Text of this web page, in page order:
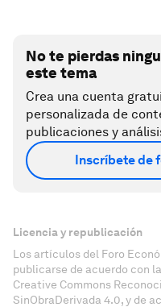
No te pierdas
este tema
Crea una cuenta
personalizada de
publicaciones y
Inscríbete de
Licencia y republicación
Los artículos del Foro
publicarse de acuerdo con
Creative Commons
SinObraDerivada 4.0, y de